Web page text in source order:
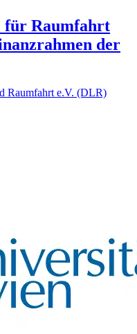
für Raumfahrt
der
Raumfahrt e.V. (DLR)